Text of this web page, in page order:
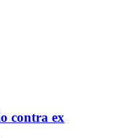
contra ex